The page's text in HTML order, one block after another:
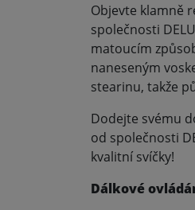
Objevte klamně
společnosti
matoucím
naneseným
stearinu, takže
Dodejte svému
od společnosti
kvalitní svíčky!
Dálkové